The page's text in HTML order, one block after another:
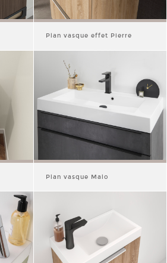
Plan vasque effet Pierre
Plan vasque Malo